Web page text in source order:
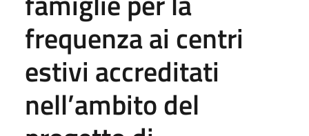
frequenza ai centri
estivi accreditati
nell’ambito del